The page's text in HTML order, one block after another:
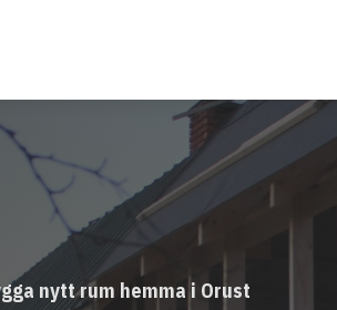
nytt rum hemma i Orust